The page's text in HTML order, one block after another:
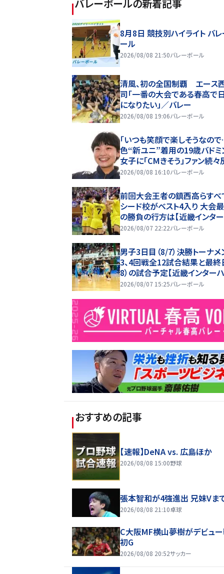
バレーボールの新着記事
8月8日 競技別ハイライト バ
ール
2026/08/08 21:50バレーボール
清風、初の全国制覇 エース
司「一番の大会である春高で
になりたい」／バレー
2026/08/08 19:06バレーボール
「いつも笑顔で楽しそうなの
色“新ユニ”着用の19歳バドミ
女子に「CMきそう」ファン続
2026/08/08 16:10バレーボール
前回大会王者の鎮西高らすべ
シード校がベスト4入り 大会
の勝負の行方は【近畿インタ
2026】
2026/08/07 22:22バレーボール
男子3日目（8/7）決勝トーナメ
3、4回戦全12試合結果と最終
8）の試合予定【近畿インター
26】
2026/08/07 15:25バレーボール
おすすめの記事
【速報】DeNA vs. 広島ほか
2026/08/08 15:00野球
張本智和が4強進出 兄妹Vま
2026/08/08 21:10卓球
C大阪MF横山夢樹がデビュ
初G
2026/08/08 20:52サッカー